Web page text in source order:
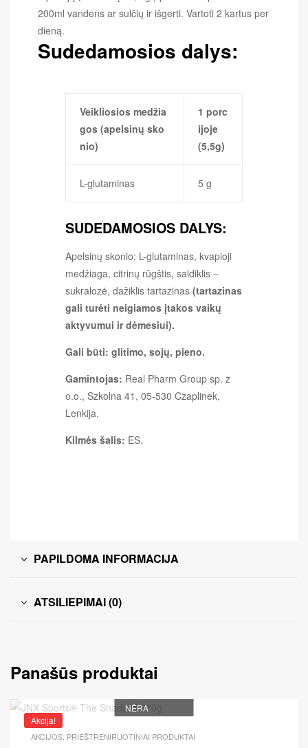
200ml vandens ar sulčių ir išgerti. Vartoti 2 kartus per
dieną.
Sudedamosios dalys:
Veikliosios medžia
gos (apelsinų sko
nio)
1 porc
ijoje
(5,5g)
L-glutaminas 5 g
SUDEDAMOSIOS DALYS:
Apelsinų skonio: L-glutaminas, kvapioji
medžiaga, citrinų rūgštis, saldiklis –
sukralozė, dažiklis tartazinas (tartazinas
gali turėti neigiamos įtakos vaikų
aktyvumui ir dėmesiui).
Gali būti: glitimo, sojų, pieno.
Gamintojas: Real Pharm Group sp. z
o.o., Szkolna 41, 05-530 Czaplinek,
Lenkija.
Kilmės šalis: ES.
PAPILDOMA INFORMACIJA
ATSILIEPIMAI (0)
Panašūs produktai
Akcija!
NĖRA
AKCIJOS PRIEŠTRENIRUOTINIAI PRODUKTAI